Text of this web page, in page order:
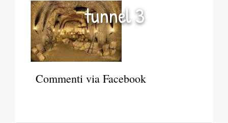
tunnel 3
Commenti via Facebook